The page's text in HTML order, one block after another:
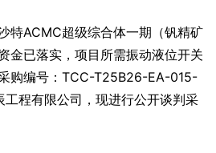
特ACMC超级综合体一期（钒精矿
金已落实，项目所需振动液位开关
购编号：TCC-T25B26-EA-015-
工程有限公司，现进行公开谈判采